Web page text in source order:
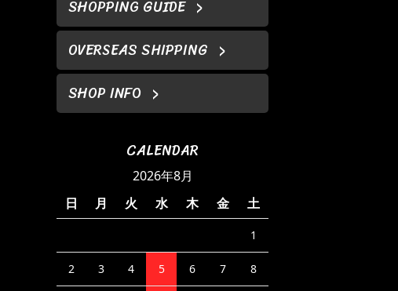
SHOPPING GUIDE
OVERSEAS SHIPPING
SHOP INFO
CALENDAR
2026年8月
日
月 火 水 木 金 土
1
2 3 4 5 6 7 8